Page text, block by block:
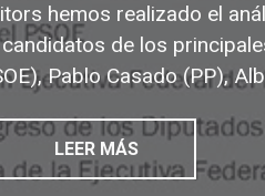
hemos realizado el
de los
Pablo Casado (PP),
LEER MÁS